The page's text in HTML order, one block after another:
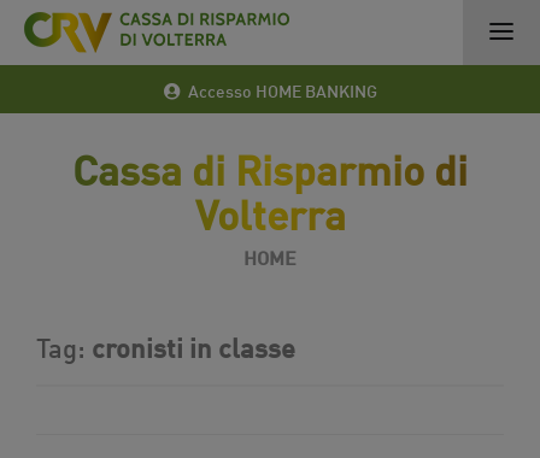
Accesso HOME BANKING
Cassa di Risparmio di
Volterra
HOME
Tag: cronisti in classe